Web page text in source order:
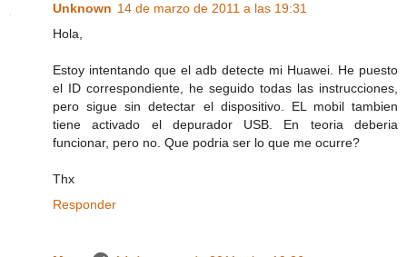
Unknown 14 de marzo de 2011 a las 19:31
Hola,
Estoy intentando que el adb detecte mi Huawei. He puesto
el ID correspondiente, he seguido todas las instrucciones,
pero sigue sin detectar el dispositivo. EL mobil tambien
tiene activado el depurador USB. En teoria deberia
funcionar, pero no. Que podria ser lo que me ocurre?
Thx
Responder